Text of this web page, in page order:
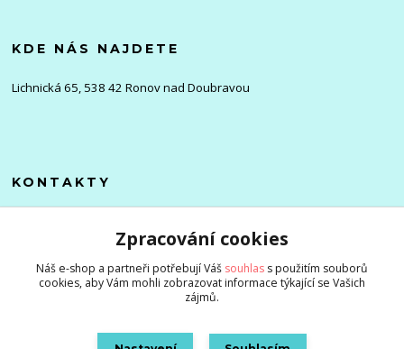
KDE NÁS NAJDETE
Lichnická 65, 538 42 Ronov nad Doubravou
KONTAKTY
+420 705 976 386
info@zlevnenizbozi.cz
Zpracování cookies
Náš e-shop a partneři potřebují Váš souhlas s použitím souborů
cookies, aby Vám mohli zobrazovat informace týkající se Vašich
zájmů.